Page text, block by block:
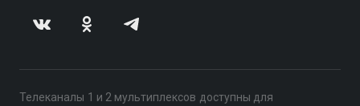
Телеканалы 1 и 2 мультиплексов доступны для